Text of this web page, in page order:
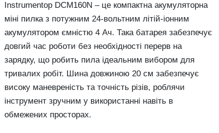
Instrumentop DCM160N – це компактна акумуляторна
міні пилка з потужним 24-вольтним літій-іонним
акумулятором ємністю 4 Ач. Така батарея забезпечує
довгий час роботи без необхідності перерв на
зарядку, що робить пила ідеальним вибором для
тривалих робіт. Шина довжиною 20 см забезпечує
високу маневреність та точність різів, роблячи
інструмент зручним у використанні навіть в
обмежених просторах.